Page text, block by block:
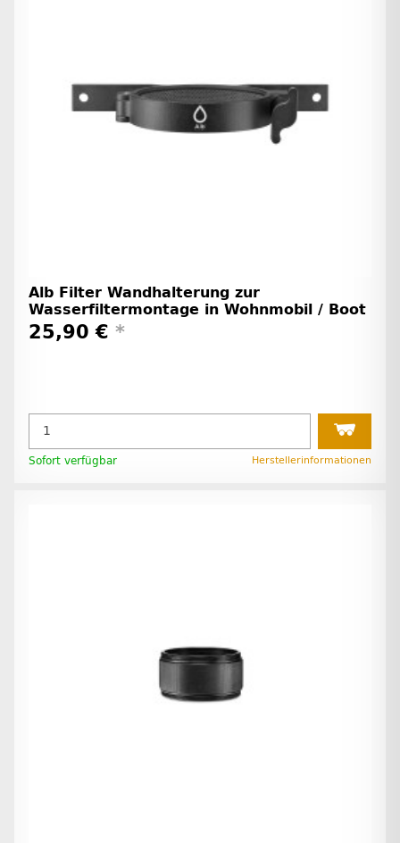
Alb Filter Wandhalterung zur
Wasserfiltermontage in Wohnmobil / Boot
25,90 € *
Sofort verfügbar Herstellerinformationen